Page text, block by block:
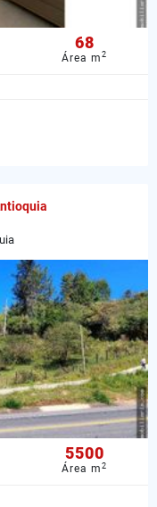
68
Área m2
5500
Área m2